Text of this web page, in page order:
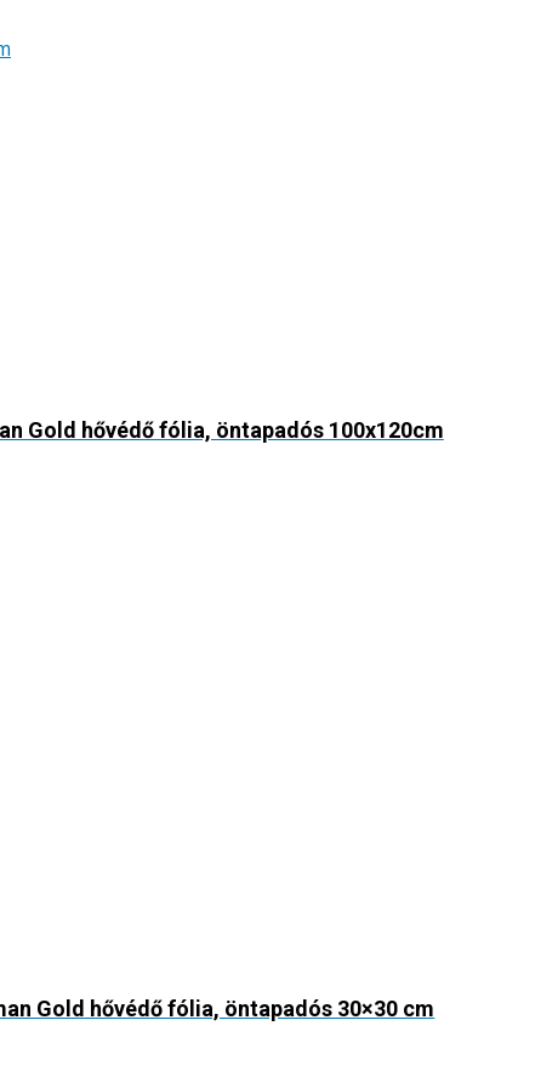
Gold hővédő fólia, öntapadós 100x120cm
Gold hővédő fólia, öntapadós 30×30 cm